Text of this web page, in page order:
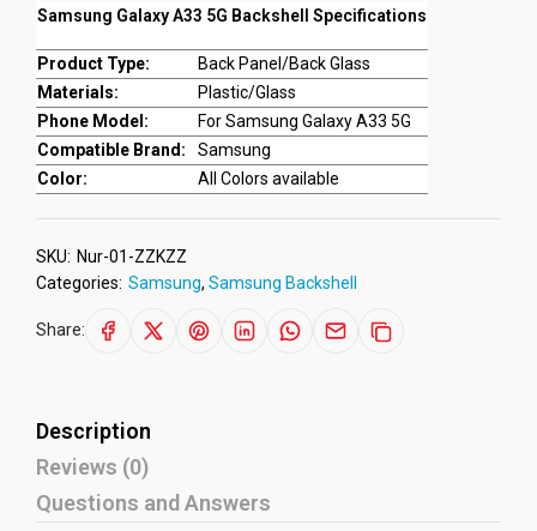
Samsung Galaxy A33 5G Backshell Specifications
Product Type:
Back Panel/Back Glass
Materials:
Plastic/Glass
Phone Model:
For Samsung Galaxy A33 5G
Compatible Brand:
Samsung
Color:
All Colors available
SKU: Nur-01-ZZKZZ
Categories: Samsung, Samsung Backshell
Share:
Description
Reviews (0)
Questions and Answers